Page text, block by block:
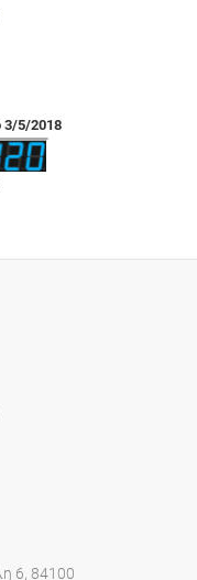
3/5/2018
6, 84100